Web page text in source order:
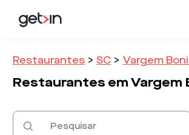
Restaurantes > SC > Vargem
Restaurantes emVargem